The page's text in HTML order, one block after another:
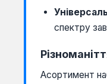
спектру
Асортимент